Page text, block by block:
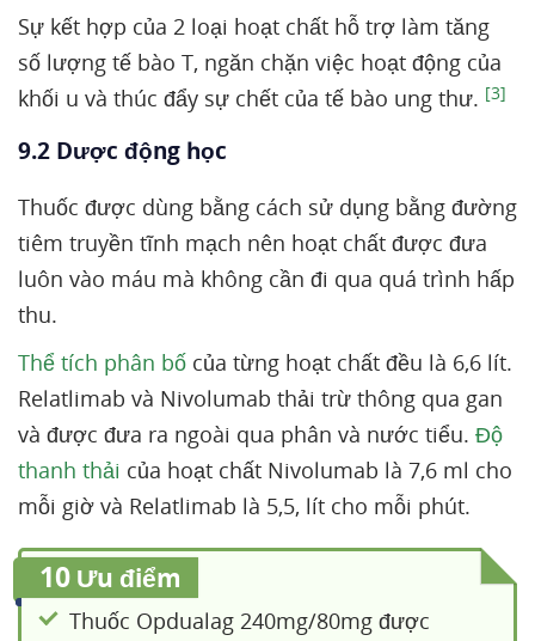
Sự kết hợp của 2 loại hoạt chất hỗ trợ làm tăng
số lượng tế bào T, ngăn chặn việc hoạt động của
khối u và thúc đẩy sự chết của tế bào ung thư. [3]
9.2 Dược động học
Thuốc được dùng bằng cách sử dụng bằng đường
tiêm truyền tĩnh mạch nên hoạt chất được đưa
luôn vào máu mà không cần đi qua quá trình hấp
thu.
Thể tích phân bố của từng hoạt chất đều là 6,6 lít.
Relatlimab và Nivolumab thải trừ thông qua gan
và được đưa ra ngoài qua phân và nước tiểu. Độ
thanh thải của hoạt chất Nivolumab là 7,6 ml cho
mỗi giờ và Relatlimab là 5,5, lít cho mỗi phút.
10 Ưu điểm
Thuốc Opdualag 240mg/80mg được